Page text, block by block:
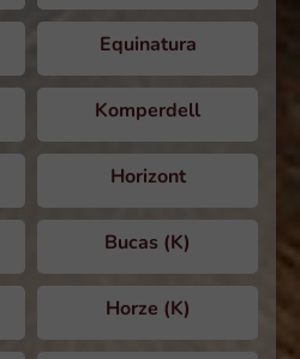
Equinatura
Komperdell
Horizont
Bucas (K)
Horze (K)